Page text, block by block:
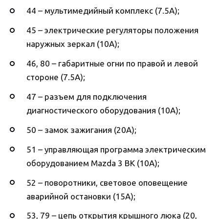
44 – мультимедийный комплекс (7.5А);
45 – электрические регуляторы положения
наружных зеркал (10А);
46, 80 – габаритные огни по правой и левой
стороне (7.5А);
47 – разъем для подключения
диагностического оборудования (10А);
50 – замок зажигания (20А);
51 – управляющая программа электрическим
оборудованием Mazda 3 BK (10А);
52 – поворотники, световое оповещение
аварийной остановки (15А);
53, 79 – цепь открытия крышного люка (20,